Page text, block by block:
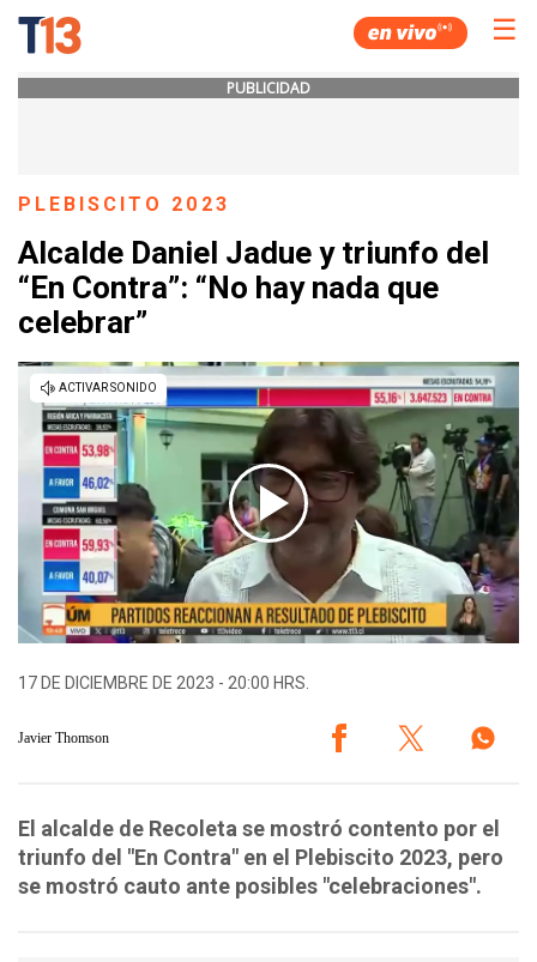
☰
PUBLICIDAD
PLEBISCITO 2023
Alcalde Daniel Jadue y triunfo del
“En Contra”: “No hay nada que
celebrar”
17 DE DICIEMBRE DE 2023 - 20:00 HRS.
Javier Thomson
El alcalde de Recoleta se mostró contento por el
triunfo del "En Contra" en el Plebiscito 2023, pero
se mostró cauto ante posibles "celebraciones".